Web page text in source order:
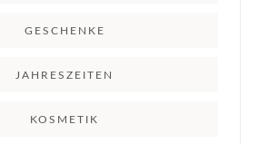
GESCHENKE
JAHRESZEITEN
KOSMETIK